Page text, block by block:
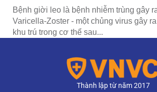
Bệnh giời leo là bệnh nhiễm trùng gây
Varicella-Zoster - một chủng virus gây
khu trú trong cơ thể sau...
Thành lập từ năm 2017